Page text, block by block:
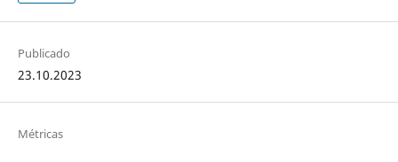
Publicado
23.10.2023
Métricas